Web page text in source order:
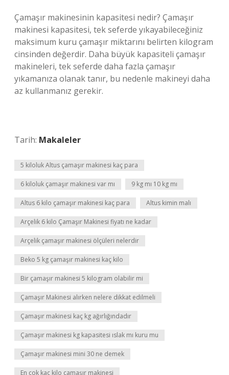
Çamaşır makinesinin kapasitesi nedir? Çamaşır
makinesi kapasitesi, tek seferde yıkayabileceğiniz
maksimum kuru çamaşır miktarını belirten kilogram
cinsinden değerdir. Daha büyük kapasiteli çamaşır
makineleri, tek seferde daha fazla çamaşır
yıkamanıza olanak tanır, bu nedenle makineyi daha
az kullanmanız gerekir.
Tarih: Makaleler
5 kiloluk Altus çamaşır makinesi kaç para
6 kiloluk çamaşır makinesi var mı 9 kg mı 10 kg mı
Altus 6 kilo çamaşır makinesi kaç para Altus kimin malı
Arçelik 6 kilo Çamaşır Makinesi fiyatı ne kadar
Arçelik çamaşır makinesi ölçüleri nelerdir
Beko 5 kg çamaşır makinesi kaç kilo
Bir çamaşır makinesi 5 kilogram olabilir mi
Çamaşır Makinesi alırken nelere dikkat edilmeli
Çamaşır makinesi kaç kg ağırlığındadır
Çamaşır makinesi kg kapasitesi ıslak mı kuru mu
Çamaşır makinesi mini 30 ne demek
En çok kaç kilo çamaşır makinesi